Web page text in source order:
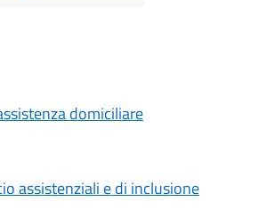
domiciliare
assistenziali e di inclusione